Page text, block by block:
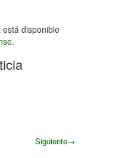
disponible
.
Siguiente→